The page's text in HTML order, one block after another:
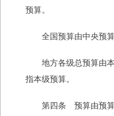
预算。
全国预算由中央预算
地方各级总预算由本
指本级预算。
第四条 预算由预算